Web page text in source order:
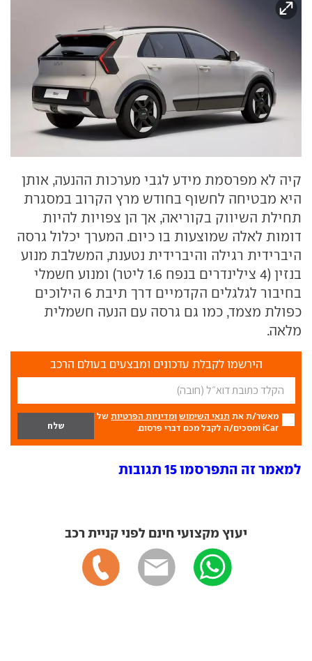
קיה לא מפרסמת מידע לגבי מערכות ההנעה, אותן
היא מבטיחה לחשוף בחודש מרץ הקרוב במסגרת
תחילת השיווק בקוריאה, אך הן צפויות להיות
דומות לאלה שמוצעות בו כיום. המערך יכלול גרסה
היברידית רגילה והיברידית נטענת, המשלבת מנוע
בנזין (4 צילינדרים בנפח 1.6 ליטר) ומנוע חשמלי
בחיבור לגלגלים הקדמיים דרך תיבת 6 הילוכים
כפולת מצמד, כמו גם גרסה עם הנעה חשמלית
מלאה.
הירשמו לקבלת עדכונים ומבצעים בעולם הרכב
מאשר/ת את תנאי השימוש ומדיניות הפרטיות של
iCar ומסכים/ה לקבל מכם דברי פרסום.
למאמר זה התפרסמו 15 תגובות
יעוץ מקצועי חינם לפני קניית רכב